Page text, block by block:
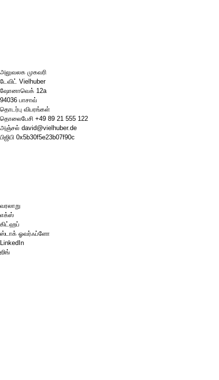
அலுவலக முகவரி
டேவிட் Vielhuber
ஷோனாவெக் 12a
94036 பாசாவ்
தொடர்பு விபரங்கள்
தொலைபேசி +49 89 21 555 122
அஞ்சல் david@vielhuber.de
பிஜிபி 0x5b30f5e23b07f90c
வரலாறு
எக்ஸ்
கிட்ஹப்
ஸ்டாக் ஓவர்ஃப்ளோ
LinkedIn
ஜிங்